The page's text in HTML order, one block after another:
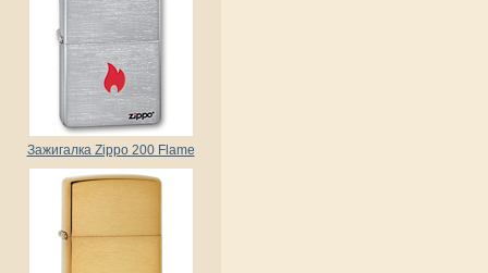
Зажигалка Zippo 200 Flame